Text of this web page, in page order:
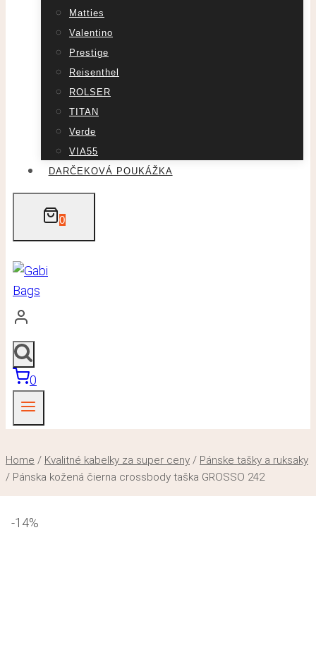
Matties
Valentino
Prestige
Reisenthel
ROLSER
TITAN
Verde
VIA55
DARČEKOVÁ POUKÁŽKA
0
0
Home / Kvalitné kabelky za super ceny / Pánske tašky a ruksaky
/ Pánska kožená čierna crossbody taška GROSSO 242
-14%